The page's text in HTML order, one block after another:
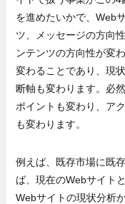
を進めたいかで、Web
ツ、メッセージの方向
ンテンツの方向性が変
変わることであり、現
断軸も変わります。必
ポイントも変わり、ア
も変わります。
例えば、既存市場に既
ば、現在のWebサイト
Webサイトの現状分析